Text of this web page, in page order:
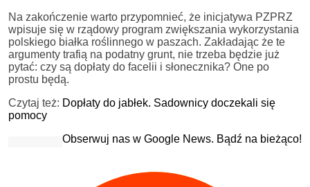
Na zakończenie warto przypomnieć, że inicjatywa PZPRZ
wpisuje się w rządowy program zwiększania wykorzystania
polskiego białka roślinnego w paszach. Zakładając że te
argumenty trafią na podatny grunt, nie trzeba będzie już
pytać: czy są dopłaty do facelii i słonecznika? One po
prostu będą.
Czytaj też: Dopłaty do jabłek. Sadownicy doczekali się
pomocy
Obserwuj nas w Google News. Bądź na bieżąco!